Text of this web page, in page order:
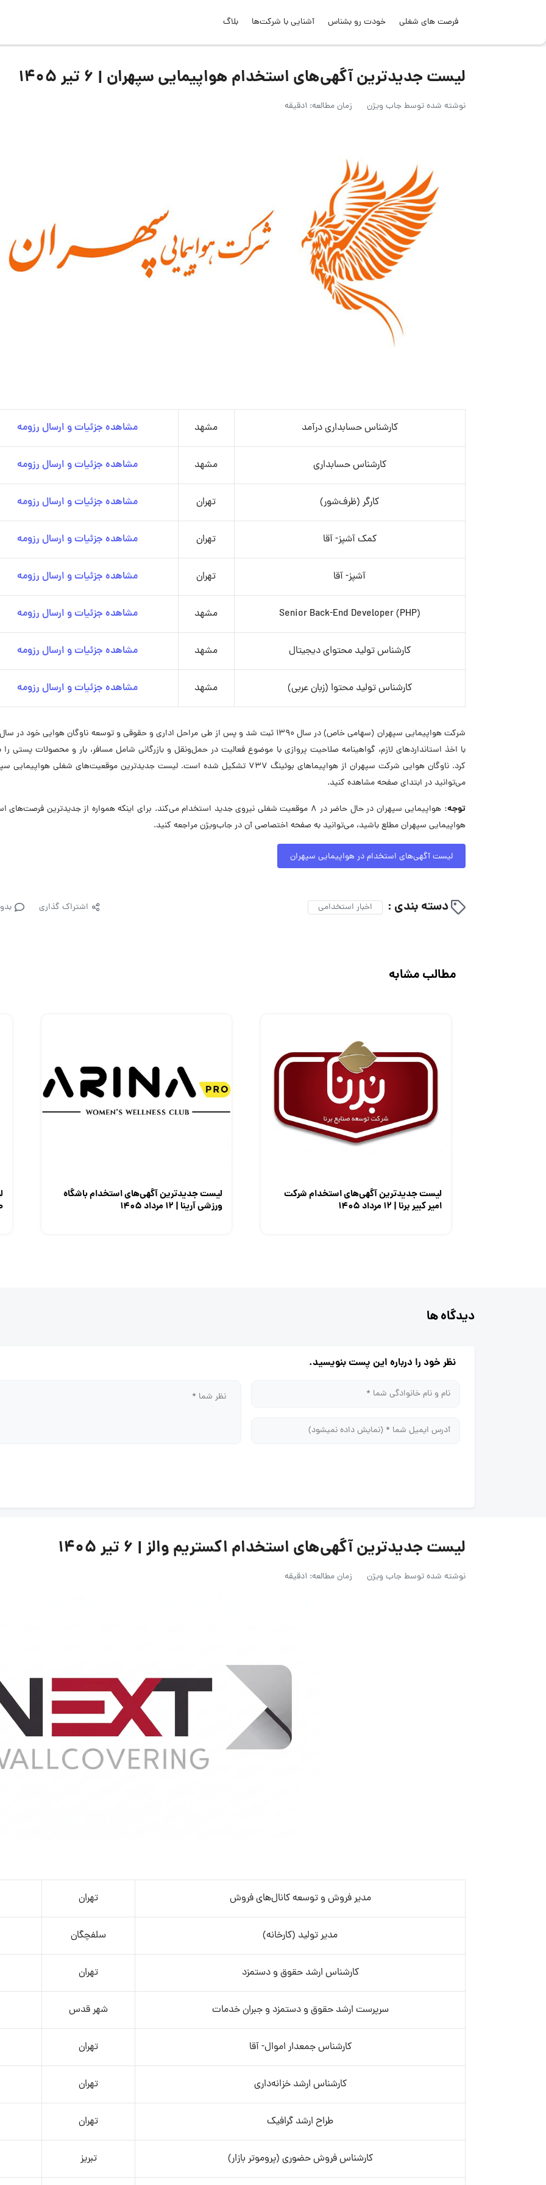
فرصت های شغلی خودت رو بشناس آشنایی با شرکت‌ها بلاگ
لیست جدیدترین آگهی‌های استخدام هواپیمایی سپهران | ۶ تیر ۱۴۰۵
نوشته شده توسطجاب ویژن زمان مطالعه: 1دقیقه
کارشناس حسابداری درآمد مشهد مشاهده جزئیات و ارسال رزومه
کارشناس حسابداری مشهد مشاهده جزئیات و ارسال رزومه
کارگر (ظرف‌شور) تهران مشاهده جزئیات و ارسال رزومه
کمک آشپز- آقا تهران مشاهده جزئیات و ارسال رزومه
آشپز- آقا تهران مشاهده جزئیات و ارسال رزومه
Senior Back-End Developer (PHP) مشهد مشاهده جزئیات و ارسال رزومه
کارشناس تولید محتوای دیجیتال مشهد مشاهده جزئیات و ارسال رزومه
کارشناس تولید محتوا (زبان عربی) مشهد مشاهده جزئیات و ارسال رزومه
با اخذ استانداردهای لازم، گواهینامه صلاحیت پروازی با موضوع فعالیت در حمل‌ونقل و بازرگانی شامل مسافر، بار و محصولات پستی را
کرد. ناوگان هوایی شرکت سپهران از هواپیماهای بوئینگ 737 تشکیل شده است. لیست جدیدترین موقعیت‌های شغلی
می‌توانید در ابتدای صفحه مشاهده کنید.
توجه:
هواپیمایی سپهران در حال حاضر در ۸ موقعیت شغلی نیروی جدید استخدام می‌کند. برای اینکه همواره از جدیدترین
هواپیمایی سپهران مطلع باشید، می‌توانید به صفحه اختصاصی آن در جاب‌ویژن مراجعه کنید.
لیست آگهی‌های استخدام در هواپیمایی سپهران
دسته بندی : اخبار استخدامی اشتراک گذاری
مطالب مشابه
لیست جدیدترین آگهی‌های استخدام شرکت
امیر کبیر برنا | ۱۲ مرداد ۱۴۰۵
لیست جدیدترین آگهی‌های استخدام باشگاه
ورزشی آرینا | ۱۲ مرداد ۱۴۰۵
دیدگاه ها
نظر خود را درباره این پست بنویسید.
لیست جدیدترین آگهی‌های استخدام اکستریم والز | ۶ تیر ۱۴۰۵
نوشته شده توسطجاب ویژن زمان مطالعه: 1دقیقه
مدیر فروش و توسعه کانال‌های فروش تهران
مدیر تولید (کارخانه) سلفچگان
کارشناس ارشد حقوق و دستمزد تهران
سرپرست ارشد حقوق و دستمزد و جبران خدمات شهر قدس
کارشناس جمعدار اموال- آقا تهران
کارشناس ارشد خزانه‌داری تهران
طراح ارشد گرافیک تهران
کارشناس فروش حضوری (پروموتر بازار) تبریز